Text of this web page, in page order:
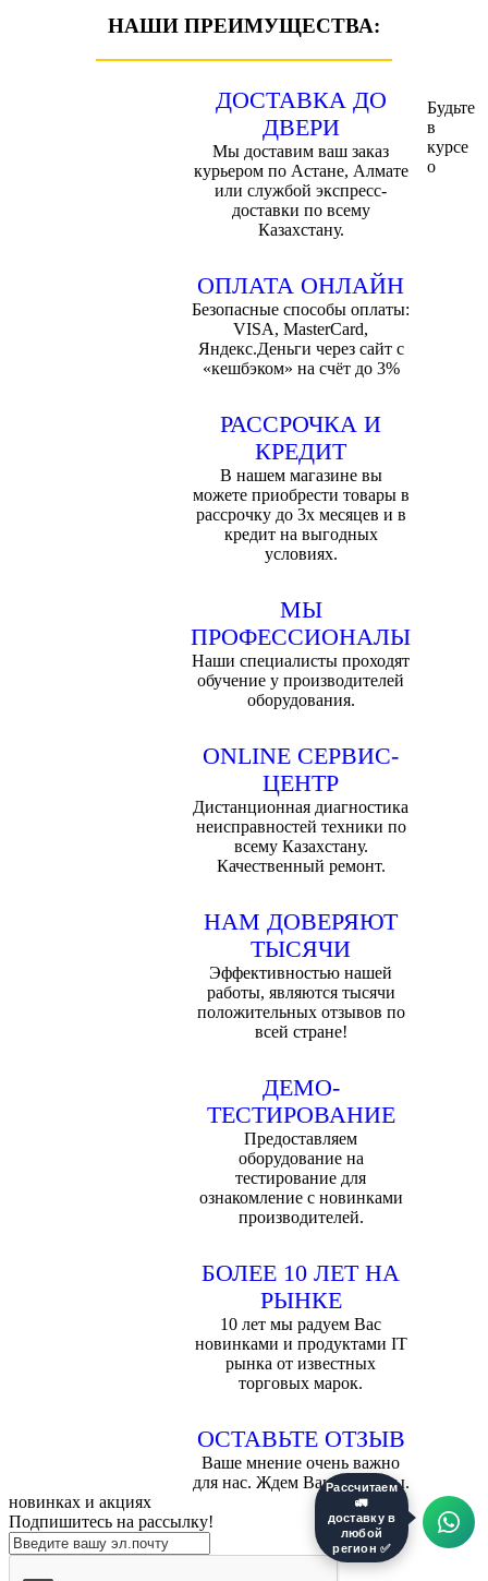
НАШИ ПРЕИМУЩЕСТВА:
ДОСТАВКА ДО
ДВЕРИ
Мы доставим ваш заказ
курьером по Астане, Алмате
или службой экспресс-
доставки по всему
Казахстану.
ОПЛАТА ОНЛАЙН
Безопасные способы оплаты:
VISA, MasterCard,
Яндекс.Деньги через сайт с
«кешбэком» на счёт до 3%
РАССРОЧКА И
КРЕДИТ
В нашем магазине вы
можете приобрести товары в
рассрочку до 3х месяцев и в
кредит на выгодных
условиях.
МЫ
ПРОФЕССИОНАЛЫ
Наши специалисты проходят
обучение у производителей
оборудования.
ONLINE CЕРВИС-
ЦЕНТР
Дистанционная диагностика
неисправностей техники по
всему Казахстану.
Качественный ремонт.
НАМ ДОВЕРЯЮТ
ТЫСЯЧИ
Эффективностью нашей
работы, являются тысячи
положительных отзывов по
всей стране!
ДЕМО-
ТЕСТИРОВАНИЕ
Предоставляем
оборудование на
тестирование для
ознакомление с новинками
производителей.
БОЛЕЕ 10 ЛЕТ НА
РЫНКЕ
10 лет мы радуем Вас
новинками и продуктами IT
рынка от известных
торговых марок.
ОСТАВЬТЕ ОТЗЫВ
Ваше мнение очень важно
для нас. Ждем Ваши отзывы.
Будьте
в
курсе
о
новинках и акциях
Подпишитесь на рассылкy!
Рассчитаем
🚛
доставку в
любой
регион ✅